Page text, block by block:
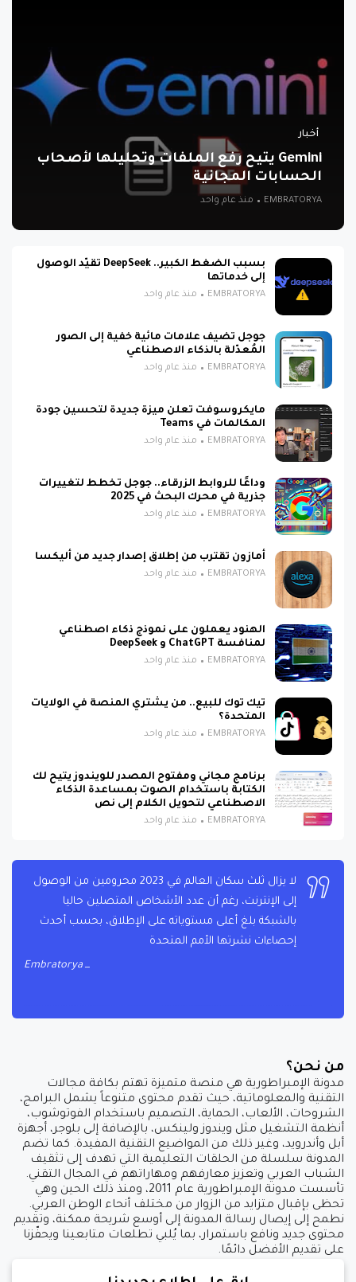
أخبار
Gemini يتيح رفع الملفات وتحليلها لأصحاب
الحسابات المجانية
EMBRATORYA منذ عام واحد
بسبب الضغط الكبير.. DeepSeek تقيّد الوصول
إلى خدماتها
EMBRATORYA منذ عام واحد
جوجل تضيف علامات مائية خفية إلى الصور
المُعدّلة بالذكاء الاصطناعي
EMBRATORYA منذ عام واحد
مايكروسوفت تعلن ميزة جديدة لتحسين جودة
المكالمات في Teams
EMBRATORYA منذ عام واحد
وداعًا للروابط الزرقاء.. جوجل تخطط لتغييرات
جذرية في محرك البحث في 2025
EMBRATORYA منذ عام واحد
أمازون تقترب من إطلاق إصدار جديد من أليكسا
EMBRATORYA منذ عام واحد
الهنود يعملون على نموذج ذكاء اصطناعي
لمنافسة ChatGPT و DeepSeek
EMBRATORYA منذ عام واحد
تيك توك للبيع.. من يشتري المنصة في الولايات
المتحدة؟
EMBRATORYA منذ عام واحد
برنامج مجاني ومفتوح المصدر للويندوز يتيح لك
الكتابة باستخدام الصوت بمساعدة الذكاء
الاصطناعي لتحويل الكلام إلى نص
EMBRATORYA منذ عام واحد
لا يزال ثلث سكان العالم في 2023 محرومين من الوصول
إلى الإنترنت، رغم أن عدد الأشخاص المتصلين حاليا
بالشبكة بلغ أعلى مستوياته على الإطلاق، بحسب أحدث
إحصاءات نشرتها الأمم المتحدة
Embratorya
من نحن؟
مدونة الإمبراطورية هي منصة متميزة تهتم بكافة مجالات
التقنية والمعلوماتية، حيث تقدم محتوى متنوعاً يشمل البرامج،
الشروحات، الألعاب، الحماية، التصميم باستخدام الفوتوشوب،
أنظمة التشغيل مثل ويندوز ولينكس، بالإضافة إلى بلوجر، أجهزة
أبل وأندرويد، وغير ذلك من المواضيع التقنية المفيدة. كما تضم
المدونة سلسلة من الحلقات التعليمية التي تهدف إلى تثقيف
الشباب العربي وتعزيز معارفهم ومهاراتهم في المجال التقني.
تأسست مدونة الإمبراطورية عام 2011، ومنذ ذلك الحين وهي
تحظى بإقبال متزايد من الزوار من مختلف أنحاء الوطن العربي.
نطمح إلى إيصال رسالة المدونة إلى أوسع شريحة ممكنة، وتقديم
محتوى جديد ونافع باستمرار، بما يُلبي تطلعات متابعينا ويحفّزنا
على تقديم الأفضل دائمًا.